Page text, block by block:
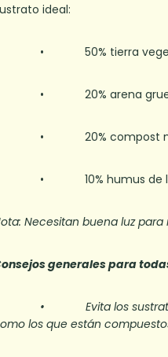
ideal:
50% tierra vegetal
20% arena gruesa
20% compost
10% humus de
Necesitan buena luz
generales para
Evita los sustratos
los que están